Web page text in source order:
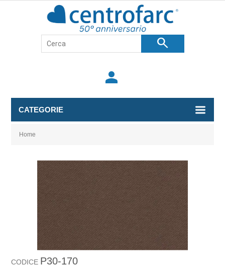
search
person
CATEGORIE
Home
CODICE P30-170